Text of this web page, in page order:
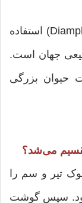
آن‌ها از سم لارو سوسک الماسی (Diamphidia) استفاده
جهان است.
بزرگی
تیر و سم را
بود. سپس گوشت